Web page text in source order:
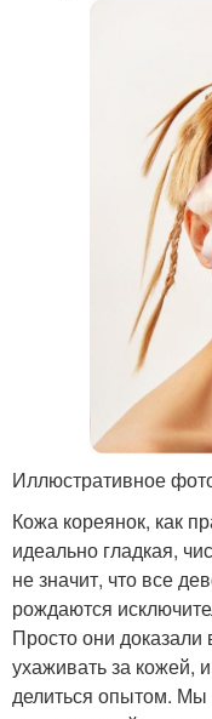
Иллюстративное
Кожа кореянок, как
идеально гладкая,
не значит, что все
рождаются
Просто они доказали
ухаживать за кожей,
делиться опытом. Мы